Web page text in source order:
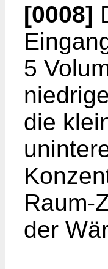
[0008]
5
die
Raum-
der